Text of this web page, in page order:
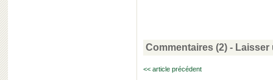
Commentaires (2) - Laisser
<< article précédent